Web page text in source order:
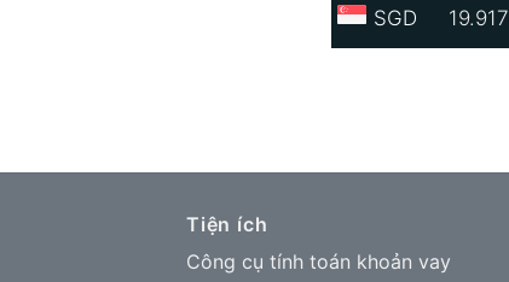
SGD 19.917
Tiện ích
Công cụ tính toán khoản vay